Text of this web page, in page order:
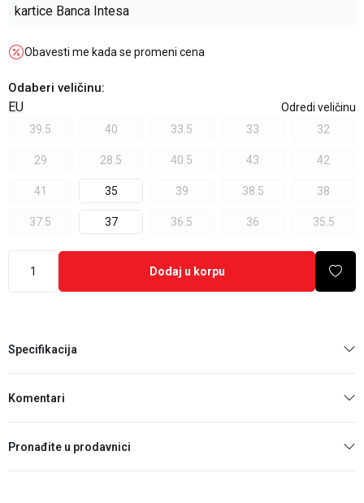
kartice Banca Intesa
Obavesti me kada se promeni cena
Odaberi veličinu:
EU
Odredi veličinu
39.5
40 33.5 33 32
29 28.5 40.5 43 42
41 35 39 38.5 38
37.5 37 36.5 36 35.5
Dodaj u korpu
Specifikacija
Komentari
Pronađite u prodavnici